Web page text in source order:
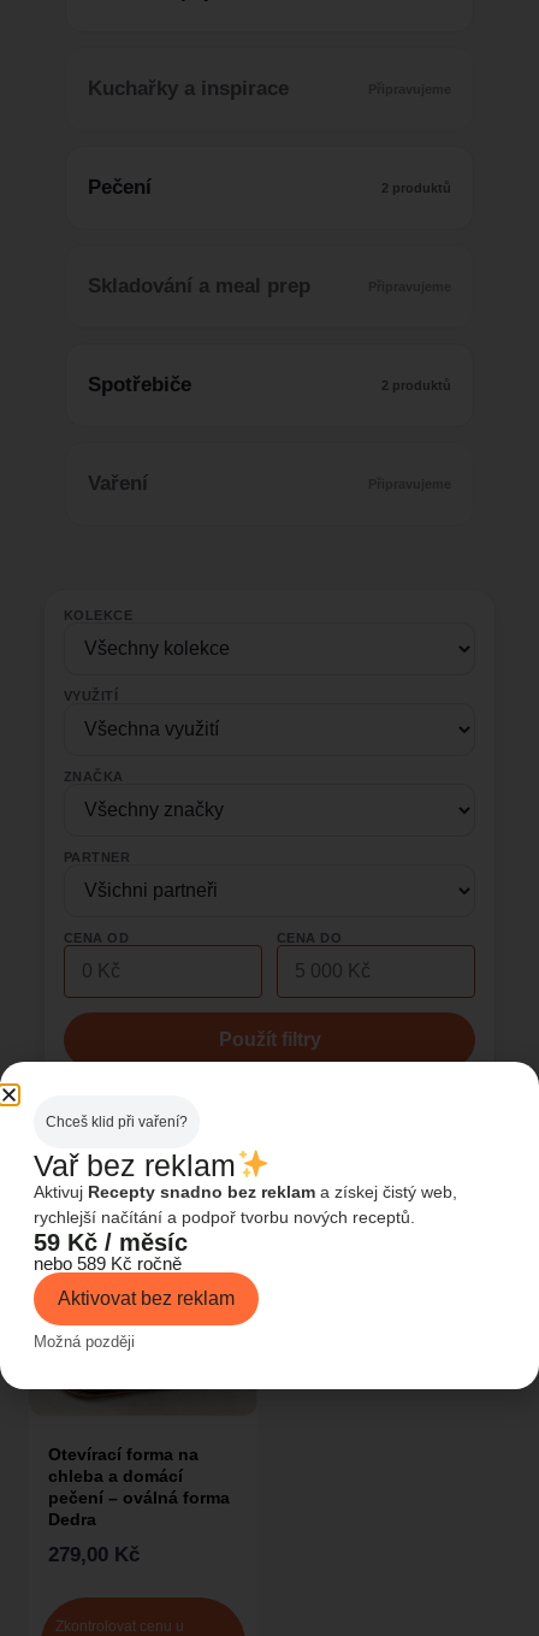
Kuchařky a inspirace
Pečení 2 produktů
Skladování a meal prep
Spotřebiče 2 produktů
Vaření
KOLEKCE
VYUŽITÍ
ZNAČKA
PARTNER
CENA OD CENA DO
Použít filtry
Ceny a dostupnost ověřujete vždy v partnerském obchodě. Affiliate
odkazy nemění vaši cenu.
Otevírací forma na
chleba a domácí
pečení – oválná forma
Dedra
279,00 Kč
Zkontrolovat cenu u
Chceš klid při vaření?
Vař bez reklam
Aktivuj Recepty snadno bez reklam a získej čistý web,
rychlejší načítání a podpoř tvorbu nových receptů.
59 Kč / měsíc
nebo 589 Kč ročně
Aktivovat bez reklam
Možná později